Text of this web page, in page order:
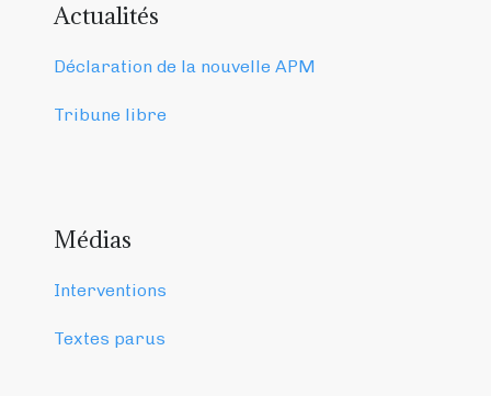
Actualités
Déclaration de la nouvelle APM
Tribune libre
Médias
Interventions
Textes parus